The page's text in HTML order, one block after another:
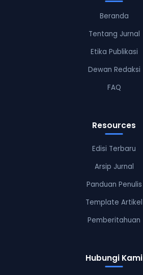
Beranda
Tentang Jurnal
Etika Publikasi
Dewan Redaksi
FAQ
Resources
Edisi Terbaru
Arsip Jurnal
Panduan Penulis
Template Artikel
Pemberitahuan
Hubungi Kami